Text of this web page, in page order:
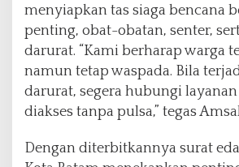
menyiapkan tas siaga bencana
penting, obat-obatan, senter,
darurat. “Kami berharap warga
namun tetap waspada. Bila
darurat, segera hubungi layanan
diakses tanpa pulsa,” tegas
Dengan diterbitkannya surat